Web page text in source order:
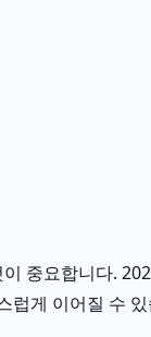
중요합니다.
게 이어질 수